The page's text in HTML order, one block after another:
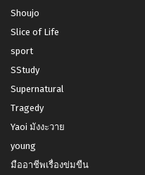
Shoujo
Slice of Life
sport
SStudy
Supernatural
Tragedy
Yaoi มังงะวาย
young
มืออาชีพเรื่องข่มขืน